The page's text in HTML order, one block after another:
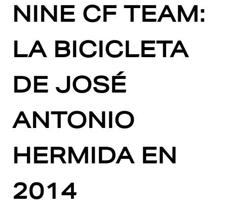
NINE CF TEAM:
LA BICICLETA
DE JOSÉ
ANTONIO
HERMIDA EN
2014